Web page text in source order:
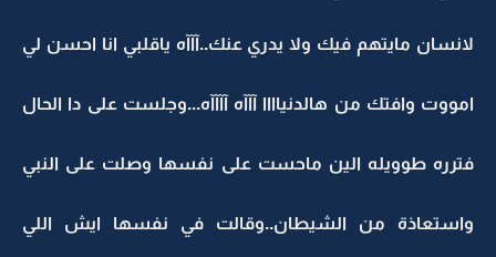
لانسان مايتهم فيك ولا يدري عنك..آآآه ياقلبي انا احسن لي
امووت وافتك من هالدنياااا آآآه آآآآه...وجلست على دا الحال
فترره طوويله الين ماحست على نفسها وصلت على النبي
واستعاذة من الشيطان..وقالت في نفسها ايش اللي